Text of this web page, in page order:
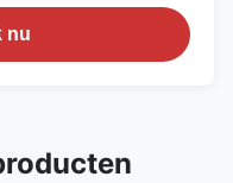
nu